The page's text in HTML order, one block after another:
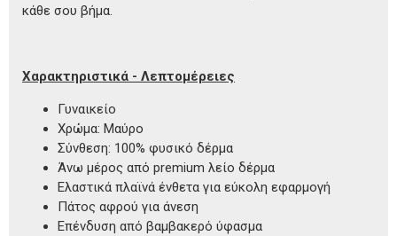
κάθε σου βήμα.
Χαρακτηριστικά - Λεπτομέρειες
Γυναικείο
Χρώμα: Μαύρο
Σύνθεση: 100% φυσικό δέρμα
Άνω μέρος από premium λείο δέρμα
Ελαστικά πλαϊνά ένθετα για εύκολη εφαρμογή
Πάτος αφρού για άνεση
Επένδυση από βαμβακερό ύφασμα